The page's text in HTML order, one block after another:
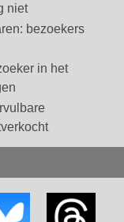
niet
bezoekers
in het